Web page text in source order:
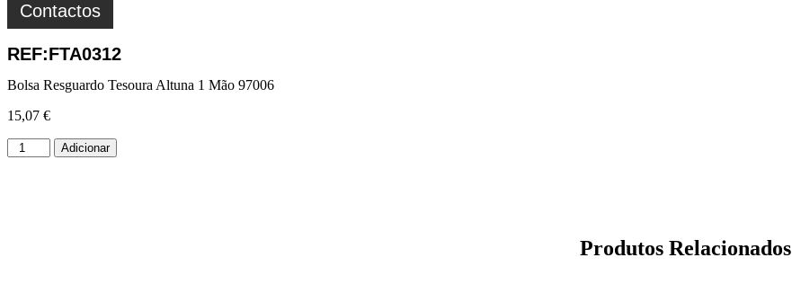
Contactos
REF:FTA0312
Bolsa Resguardo Tesoura Altuna 1 Mão 97006
15,07 €
Adicionar
Produtos Relacionados